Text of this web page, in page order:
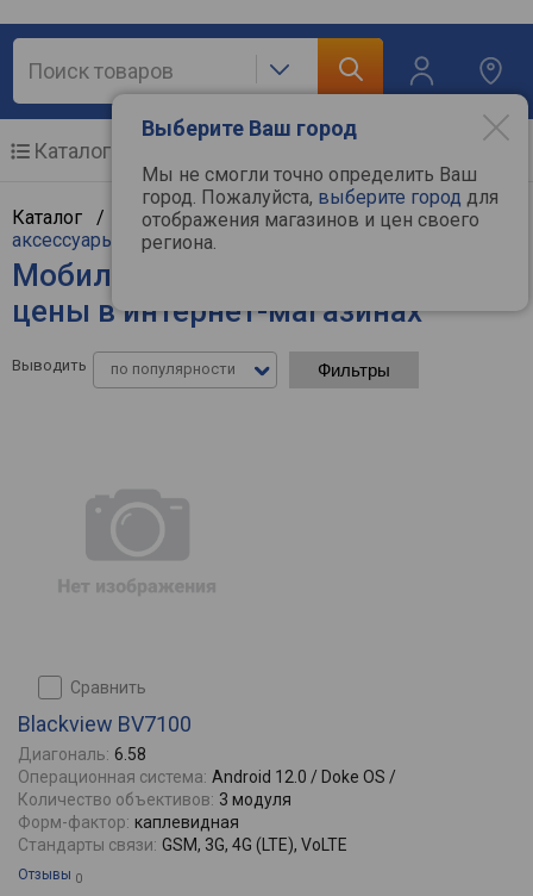
Выберите Ваш город
Мы не смогли точно определить Ваш
город. Пожалуйста, выберите город для
отображения магазинов и цен своего
региона.
Каталог
Каталог / Мобильные и связь/Мобильные и
аксессуары
/Мобильные телефоны
Мобильные телефоны Blackview -
цены в интернет-магазинах
Выводить по популярности Фильтры
сравнить
Blackview BV7100
Диагональ: 6.58
Операционная система: Android 12.0 / Doke OS /
Количество объективов: 3 модуля
Форм-фактор: каплевидная
Стандарты связи: GSM, 3G, 4G (LTE), VoLTE
Отзывы 0